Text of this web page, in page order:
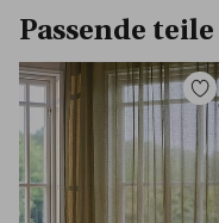
Passende teile
Zu